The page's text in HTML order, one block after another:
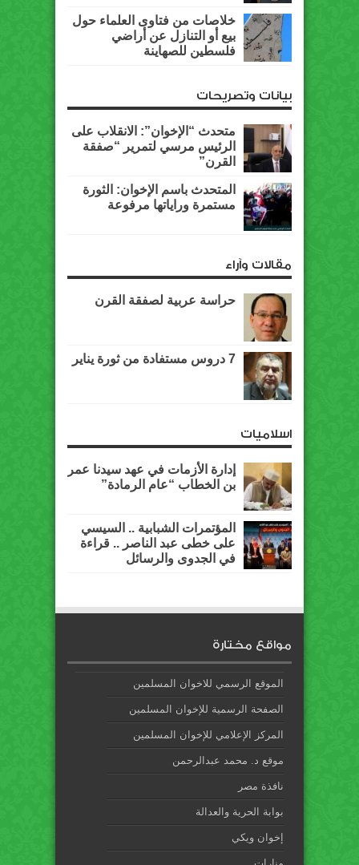
خلاصات من فتاوى العلماء حول
بيع أو التنازل عن أراضي
فلسطين للصهاينة
بيانات وتصريحات
متحدث “الإخوان”: الانقلاب على
الرئيس مرسي لتمرير “صفقة
القرن”
المتحدث باسم الإخوان: الثورة
مستمرة وراياتها مرفوعة
مقالات وآراء
حراسة عربية لصفقة القرن
7 دروس مستفادة من ثورة يناير
اسلاميات
إدارة الأزمات في عهد سيدنا عمر
بن الخطاب “عام الرمادة”
المؤتمرات الشبابية .. السيسي
على خطى عبد الناصر .. قراءة
في الجدوى والرسائل
مواقع مختارة
الموقع الرسمي للاخوان المسلمين
الصفحة الرسمية للإخوان المسلمين
المركز الإعلامي للإخوان المسلمين
موقع د. محمد عبدالرحمن
نافذة مصر
بوابة الحرية والعدالة
إخوان ويكي